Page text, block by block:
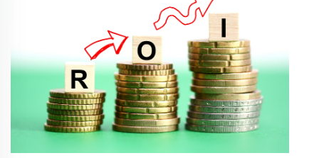
staccatore ergonomico integrato. Confronta le specifiche
tecniche per applicazioni in hotel e servizi di noleggio